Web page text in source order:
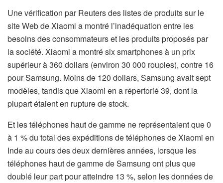
Une vérification par Reuters des listes de produits sur le
site Web de Xiaomi a montré l’inadéquation entre les
besoins des consommateurs et les produits proposés par
la société. Xiaomi a montré six smartphones à un prix
supérieur à 360 dollars (environ 30 000 roupies), contre 16
pour Samsung. Moins de 120 dollars, Samsung avait sept
modèles, tandis que Xiaomi en a répertorié 39, dont la
plupart étaient en rupture de stock.
Et les téléphones haut de gamme ne représentaient que 0
à 1 % du total des expéditions de téléphones de Xiaomi en
Inde au cours des deux dernières années, lorsque les
téléphones haut de gamme de Samsung ont plus que
doublé leur part pour atteindre 13 %, selon les données de